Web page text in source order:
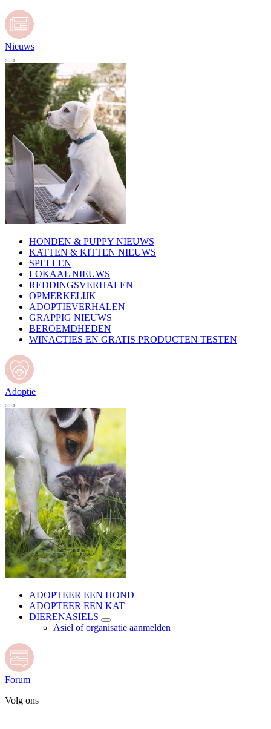
Nieuws
HONDEN & PUPPY NIEUWS
KATTEN & KITTEN NIEUWS
SPELLEN
LOKAAL NIEUWS
REDDINGSVERHALEN
OPMERKELIJK
ADOPTIEVERHALEN
GRAPPIG NIEUWS
BEROEMDHEDEN
WINACTIES EN GRATIS PRODUCTEN TESTEN
Adoptie
ADOPTEER EEN HOND
ADOPTEER EEN KAT
DIERENASIELS
Asiel of organisatie aanmelden
Forum
Volg ons